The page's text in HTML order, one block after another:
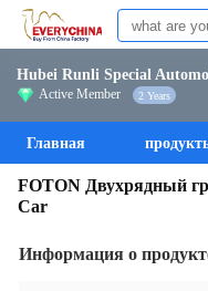
Hubei Runli Special
Active Member 2 Years
Главная
FOTON Двухрядный
Car
Информация о